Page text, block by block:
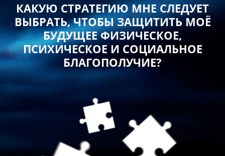
КАКУЮ СТРАТЕГИЮ МНЕ СЛЕДУЕТ
ВЫБРАТЬ,ЧТОБЫ ЗАЩИТИТЬ МОЁ
БУДУЩЕЕ ФИЗИЧЕСКОЕ,
ПСИХИЧЕСКОЕ И СОЦИАЛЬНОЕ
БЛАГОПОЛУЧИЕ?